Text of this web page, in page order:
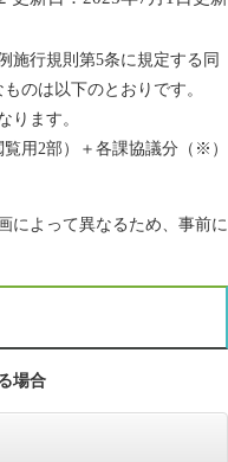
施行規則第5条に規定する同
のは以下のとおりです。
ります。
用2部）＋各課協議分（※）
によって異なるため、事前に
場合